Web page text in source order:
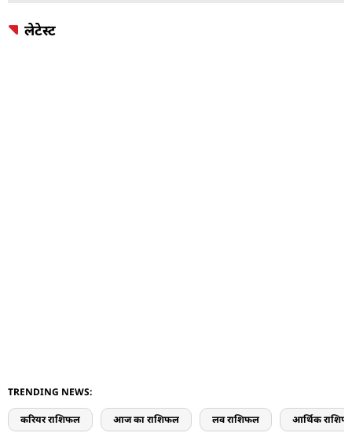
लेटेस्ट
TRENDING NEWS:
करियर राशिफल आज का राशिफल लव राशिफल आर्थिक